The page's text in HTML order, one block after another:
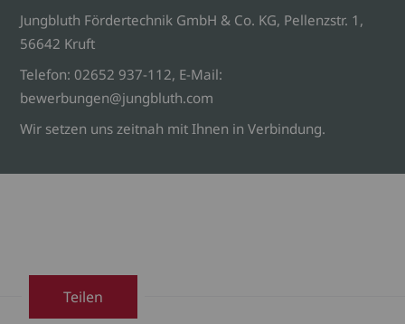
Jungbluth Fördertechnik GmbH & Co. KG, Pellenzstr. 1,
56642 Kruft
Telefon: 02652 937-112, E-Mail:
bewerbungen@jungbluth.com
Wir setzen uns zeitnah mit Ihnen in Verbindung.
Teilen